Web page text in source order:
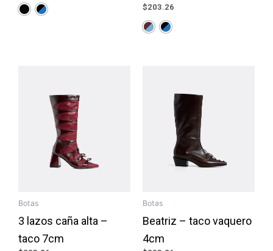
$203.26
Botas
3 lazos caña alta –
taco 7cm
Botas
Beatriz – taco vaquero
4cm